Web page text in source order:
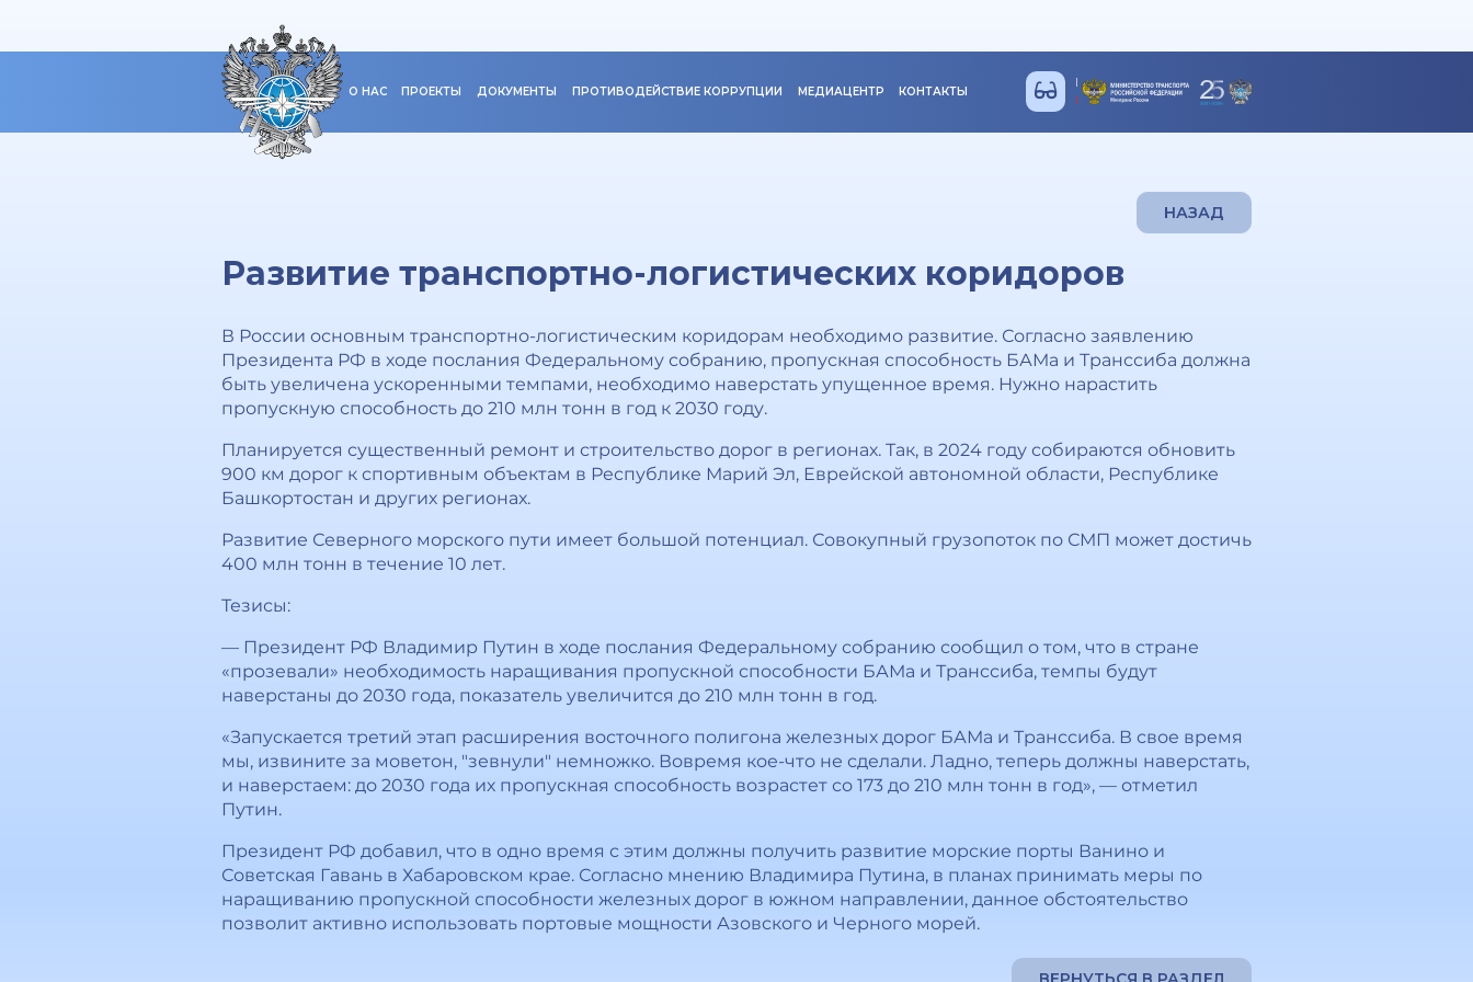
О НАС ПРОЕКТЫ ДОКУМЕНТЫ ПРОТИВОДЕЙСТВИЕ КОРРУПЦИИ МЕДИАЦЕНТР КОНТАКТЫ
НАЗАД
Развитие транспортно-логистических коридоров
В России основным транспортно-логистическим коридорам необходимо развитие. Согласно заявлению
Президента РФ в ходе послания Федеральному собранию, пропускная способность БАМа и Транссиба должна
быть увеличена ускоренными темпами, необходимо наверстать упущенное время. Нужно нарастить
пропускную способность до 210 млн тонн в год к 2030 году.
Планируется существенный ремонт и строительство дорог в регионах. Так, в 2024 году собираются обновить
900 км дорог к спортивным объектам в Республике Марий Эл, Еврейской автономной области, Республике
Башкортостан и других регионах.
Развитие Северного морского пути имеет большой потенциал. Совокупный грузопоток по СМП может достичь
400 млн тонн в течение 10 лет.
Тезисы:
— Президент РФ Владимир Путин в ходе послания Федеральному собранию сообщил о том, что в стране
«прозевали» необходимость наращивания пропускной способности БАМа и Транссиба, темпы будут
наверстаны до 2030 года, показатель увеличится до 210 млн тонн в год.
«Запускается третий этап расширения восточного полигона железных дорог БАМа и Транссиба. В свое время
мы, извините за моветон, "зевнули" немножко. Вовремя кое-что не сделали. Ладно, теперь должны наверстать,
и наверстаем: до 2030 года их пропускная способность возрастет со 173 до 210 млн тонн в год», — отметил
Путин.
Президент РФ добавил, что в одно время с этим должны получить развитие морские порты Ванино и
Советская Гавань в Хабаровском крае. Согласно мнению Владимира Путина, в планах принимать меры по
наращиванию пропускной способности железных дорог в южном направлении, данное обстоятельство
позволит активно использовать портовые мощности Азовского и Черного морей.